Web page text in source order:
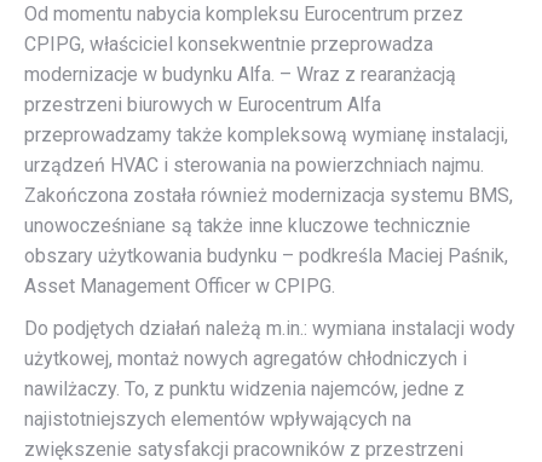
Od momentu nabycia kompleksu Eurocentrum przez
CPIPG, właściciel konsekwentnie przeprowadza
modernizacje w budynku Alfa. – Wraz z rearanżacją
przestrzeni biurowych w Eurocentrum Alfa
przeprowadzamy także kompleksową wymianę instalacji,
urządzeń HVAC i sterowania na powierzchniach najmu.
Zakończona została również modernizacja systemu BMS,
unowocześniane są także inne kluczowe technicznie
obszary użytkowania budynku – podkreśla Maciej Paśnik,
Asset Management Officer w CPIPG.
Do podjętych działań należą m.in.: wymiana instalacji wody
użytkowej, montaż nowych agregatów chłodniczych i
nawilżaczy. To, z punktu widzenia najemców, jedne z
najistotniejszych elementów wpływających na
zwiększenie satysfakcji pracowników z przestrzeni